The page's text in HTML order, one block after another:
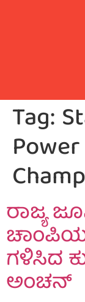
Tag:
ರಾಜ್ಯ
ಗಳಿಸಿದ
ಅಂಚನ್